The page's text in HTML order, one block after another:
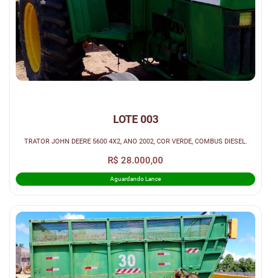
LOTE 003
TRATOR JOHN DEERE 5600 4X2, ANO 2002, COR VERDE, COMBUS DIESEL.
R$ 28.000,00
Aguardando Lance